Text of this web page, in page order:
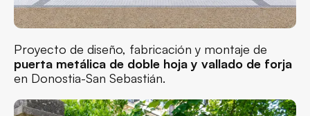
Proyecto de diseño, fabricación y montaje de
puerta metálica de doble hoja y vallado de forja
en Donostia-San Sebastián.